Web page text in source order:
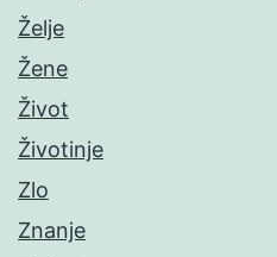
Želje
Žene
Život
Životinje
Zlo
Znanje